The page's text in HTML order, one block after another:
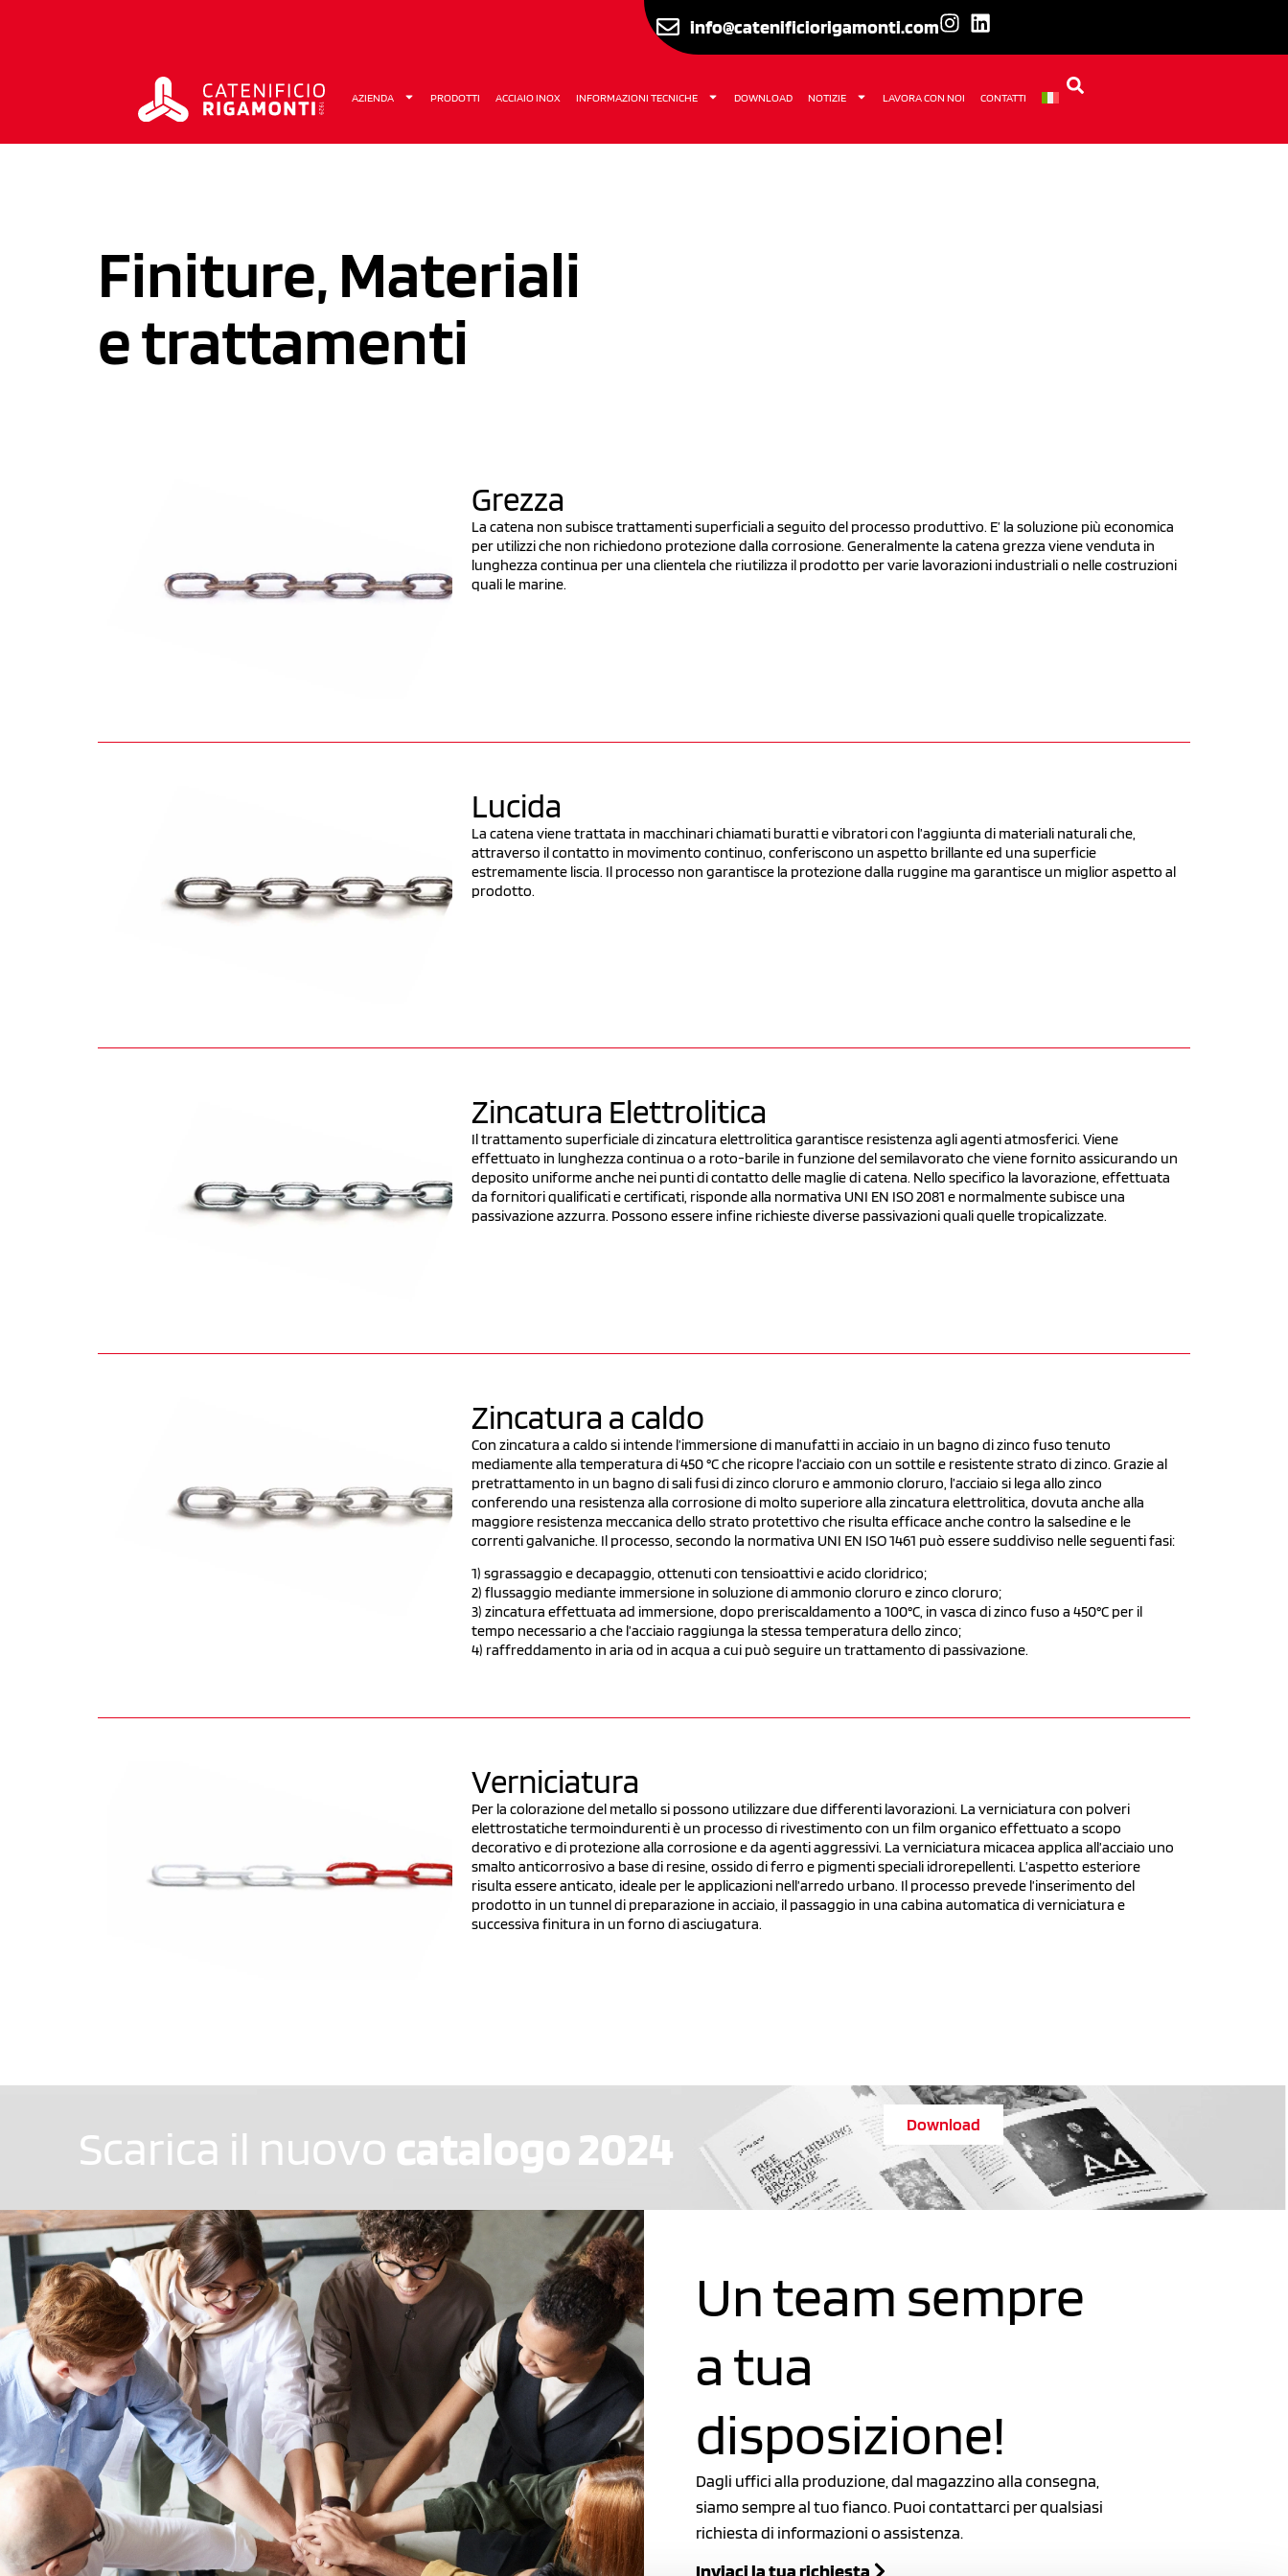
info@catenificiorigamonti.com
AZIENDA PRODOTTI ACCIAIO INOX INFORMAZIONI TECNICHE DOWNLOAD NOTIZIE LAVORA CON NOI CONTATTI
Finiture, Materiali
e trattamenti
Grezza
La catena non subisce trattamenti superficiali a seguito del processo produttivo. E’ la soluzione più economica
per utilizzi che non richiedono protezione dalla corrosione. Generalmente la catena grezza viene venduta in
lunghezza continua per una clientela che riutilizza il prodotto per varie lavorazioni industriali o nelle costruzioni
quali le marine.
Lucida
La catena viene trattata in macchinari chiamati buratti e vibratori con l’aggiunta di materiali naturali che,
attraverso il contatto in movimento continuo, conferiscono un aspetto brillante ed una superficie
estremamente liscia. Il processo non garantisce la protezione dalla ruggine ma garantisce un miglior aspetto al
prodotto.
Zincatura Elettrolitica
Il trattamento superficiale di zincatura elettrolitica garantisce resistenza agli agenti atmosferici. Viene
effettuato in lunghezza continua o a roto-barile in funzione del semilavorato che viene fornito assicurando un
deposito uniforme anche nei punti di contatto delle maglie di catena. Nello specifico la lavorazione, effettuata
da fornitori qualificati e certificati, risponde alla normativa UNI EN ISO 2081 e normalmente subisce una
passivazione azzurra. Possono essere infine richieste diverse passivazioni quali quelle tropicalizzate.
Zincatura a caldo
Con zincatura a caldo si intende l’immersione di manufatti in acciaio in un bagno di zinco fuso tenuto
mediamente alla temperatura di 450 °C che ricopre l’acciaio con un sottile e resistente strato di zinco. Grazie al
pretrattamento in un bagno di sali fusi di zinco cloruro e ammonio cloruro, l’acciaio si lega allo zinco
conferendo una resistenza alla corrosione di molto superiore alla zincatura elettrolitica, dovuta anche alla
maggiore resistenza meccanica dello strato protettivo che risulta efficace anche contro la salsedine e le
correnti galvaniche. Il processo, secondo la normativa UNI EN ISO 1461 può essere suddiviso nelle seguenti fasi:
1) sgrassaggio e decapaggio, ottenuti con tensioattivi e acido cloridrico;
2) flussaggio mediante immersione in soluzione di ammonio cloruro e zinco cloruro;
3) zincatura effettuata ad immersione, dopo preriscaldamento a 100°C, in vasca di zinco fuso a 450°C per il
tempo necessario a che l’acciaio raggiunga la stessa temperatura dello zinco;
4) raffreddamento in aria od in acqua a cui può seguire un trattamento di passivazione.
Verniciatura
Per la colorazione del metallo si possono utilizzare due differenti lavorazioni. La verniciatura con polveri
elettrostatiche termoindurenti è un processo di rivestimento con un film organico effettuato a scopo
decorativo e di protezione alla corrosione e da agenti aggressivi. La verniciatura micacea applica all’acciaio uno
smalto anticorrosivo a base di resine, ossido di ferro e pigmenti speciali idrorepellenti. L’aspetto esteriore
risulta essere anticato, ideale per le applicazioni nell’arredo urbano. Il processo prevede l’inserimento del
prodotto in un tunnel di preparazione in acciaio, il passaggio in una cabina automatica di verniciatura e
successiva finitura in un forno di asciugatura.
Scarica il nuovo catalogo 2024 Download
Un team sempre
a tua
disposizione!
Dagli uffici alla produzione, dal magazzino alla consegna,
siamo sempre al tuo fianco. Puoi contattarci per qualsiasi
richiesta di informazioni o assistenza.
Inviaci la tua richiesta